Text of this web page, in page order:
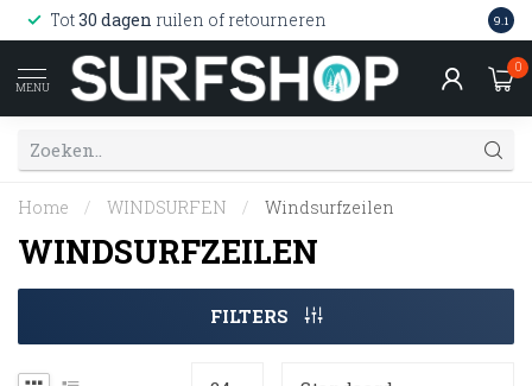
Tot30 dagen ruilen of retourneren 9.1
MENU
0
Home / WINDSURFEN / Windsurfzeilen
WINDSURFZEILEN
FILTERS